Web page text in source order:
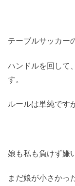
テーブルサッカー
ハンドルを回して
す。
ルールは単純です
娘も私も負けず嫌
まだ娘が小さかっ